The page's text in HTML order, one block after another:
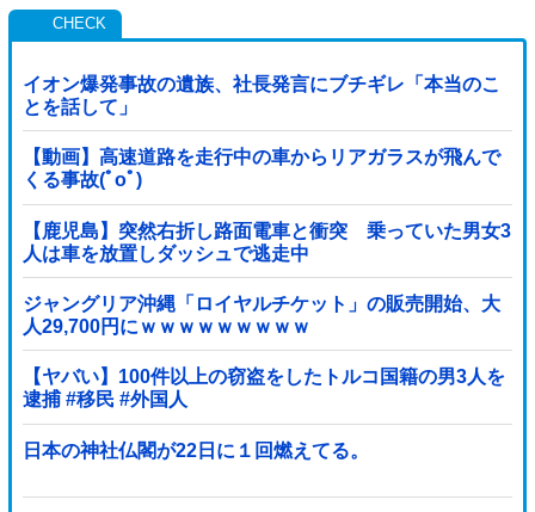
イオン爆発事故の遺族、社長発言にブチギレ「本当のこ
とを話して」
【動画】高速道路を走行中の車からリアガラスが飛んで
くる事故(ﾟoﾟ)
【鹿児島】突然右折し路面電車と衝突 乗っていた男女3
人は車を放置しダッシュで逃走中
ジャングリア沖縄「ロイヤルチケット」の販売開始、大
人29,700円にｗｗｗｗｗｗｗｗｗ
【ヤバい】100件以上の窃盗をしたトルコ国籍の男3人を
逮捕 #移民 #外国人
日本の神社仏閣が22日に１回燃えてる。